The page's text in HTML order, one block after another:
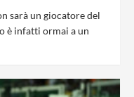
sarà un giocatore del
è infatti ormai a un